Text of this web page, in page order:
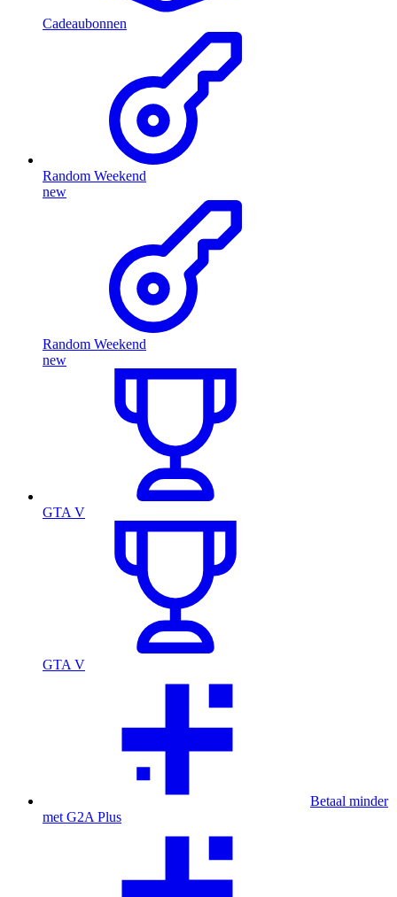
Cadeaubonnen
Random Weekend
new
Random Weekend
new
GTA V
GTA V
Betaal minder
met G2A Plus